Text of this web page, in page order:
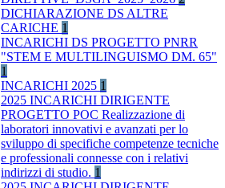
DICHIARAZIONE DS ALTRE
CARICHE 1
INCARICHI DS PROGETTO PNRR
"STEM E MULTILINGUISMO DM. 65"
1
INCARICHI 2025 1
2025 INCARICHI DIRIGENTE
PROGETTO POC Realizzazione di
laboratori innovativi e avanzati per lo
sviluppo di specifiche competenze tecniche
e professionali connesse con i relativi
indirizzi di studio. 1